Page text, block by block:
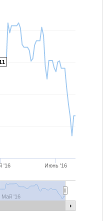
'16 Июнь '16
Май '16